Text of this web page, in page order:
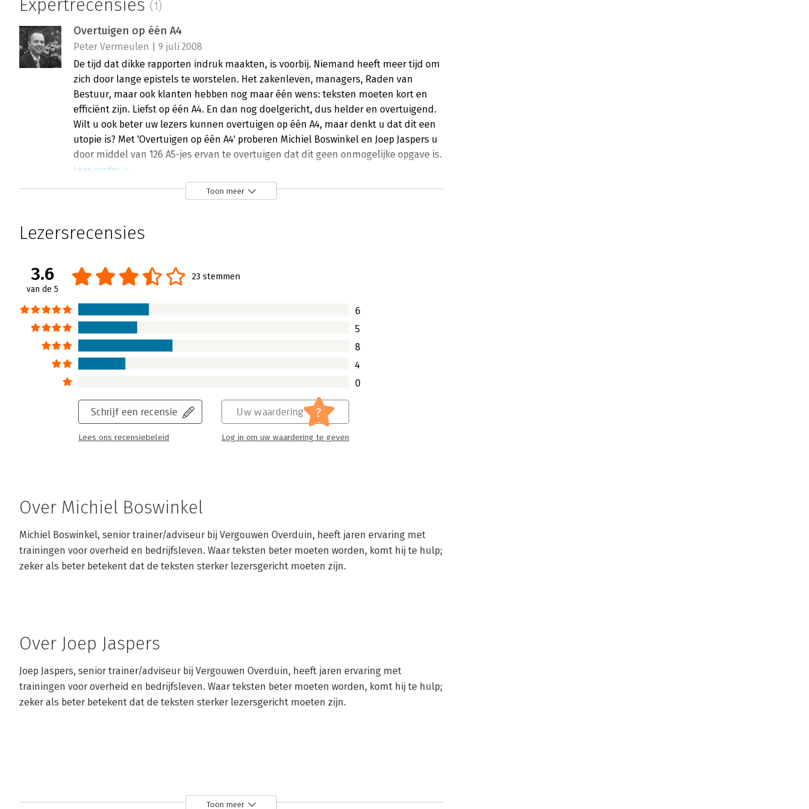
Expertrecensies (1)
Overtuigen op één A4
Peter Vermeulen | 9 juli 2008
De tijd dat dikke rapporten indruk maakten, is voorbij. Niemand heeft meer tijd om
zich door lange epistels te worstelen. Het zakenleven, managers, Raden van
Bestuur, maar ook klanten hebben nog maar één wens: teksten moeten kort en
efficiënt zijn. Liefst op één A4. En dan nog doelgericht, dus helder en overtuigend.
Wilt u ook beter uw lezers kunnen overtuigen op één A4, maar denkt u dat dit een
utopie is? Met 'Overtuigen op één A4' proberen Michiel Boswinkel en Joep Jaspers u
door middel van 126 A5-jes ervan te overtuigen dat dit geen onmogelijke opgave is.
Lees verder
Toon meer
Lezersrecensies
3.6
van de 5
23 stemmen
6
5
8
4
0
Schrijf een recensie
Lees ons recensiebeleid
Uw waardering ?
Log in om uw waardering te geven
Over Michiel Boswinkel
Michiel Boswinkel, senior trainer/adviseur bij Vergouwen Overduin, heeft jaren ervaring met
trainingen voor overheid en bedrijfsleven. Waar teksten beter moeten worden, komt hij te hulp;
zeker als beter betekent dat de teksten sterker lezersgericht moeten zijn.
Over Joep Jaspers
Joep Jaspers, senior trainer/adviseur bij Vergouwen Overduin, heeft jaren ervaring met
trainingen voor overheid en bedrijfsleven. Waar teksten beter moeten worden, komt hij te hulp;
zeker als beter betekent dat de teksten sterker lezersgericht moeten zijn.
Toon meer